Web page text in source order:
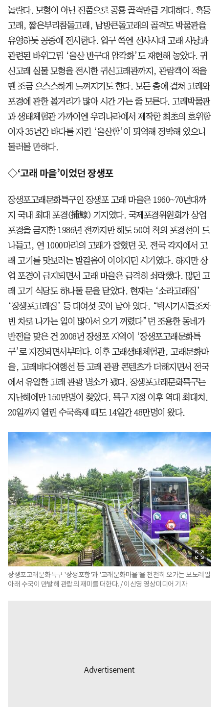
놀란다. 모형이 아닌 진품으로 공룡 골격만큼 거대하다. 혹등
고래, 짧은부리참돌고래, 남방큰돌고래의 골격도 박물관을
유영하듯 공중에 전시한다. 입구 쪽엔 선사시대 고래 사냥과
관련된 바위그림 ‘울산 반구대 암각화’도 재현해 놓았다. 귀
신고래 실물 모형을 전시한 귀신고래관까지, 관람객이 적을
땐 조금 으스스하게 느껴지기도 한다. 모든 층에 걸쳐 고래와
포경에 관한 볼거리가 많아 시간 가는 줄 모른다. 고래박물관
과 생태체험관 가까이엔 우리나라에서 제작한 최초의 호위함
이자 35년간 바다를 지킨 ‘울산함’이 퇴역해 정박해 있으니
둘러볼 만하다.
◇‘고래 마을’이었던 장생포
장생포고래문화특구인 장생포 고래 마을은 1960~70년대까
지 국내 최대 포경(捕鯨) 기지였다. 국제포경위원회가 상업
포경을 금지한 1986년 전까지만 해도 50여 척의 포경선이 드
나들고, 연 1000마리의 고래가 잡혔던 곳. 전국 각지에서 고
래 고기를 맛보려는 발걸음이 이어지던 시기였다. 하지만 상
업 포경이 금지되면서 고래 마을은 급격히 쇠락했다. 많던 고
래 고기 식당도 하나둘 문을 닫았다. 현재는 ‘소라고래집’
‘장생포고래집’ 등 대여섯 곳이 남아 있다. “택시기사들조차
빈 차로 나가는 일이 많아서 오기 꺼렸다”던 조용한 동네가
반전을 맞은 건 2008년 장생포 지역이 ‘장생포고래문화특
구’로 지정되면서부터다. 이후 고래생태체험관, 고래문화마
을, 고래바다여행선 등 고래 관광 콘텐츠가 더해지면서 전국
에서 유일한 고래 관광 명소가 됐다. 장생포고래문화특구는
지난해에만 150만명이 찾았다. 특구 지정 이후 역대 최대치.
20일까지 열린 수국축제 때도 14일간 48만명이 왔다.
장생포고래문화특구 '장생포항'과 '고래문화마을'을 천천히 오가는 모노레일
아래 수국이 만발해 관람의 재미를 더한다. / 이신영 영상미디어 기자